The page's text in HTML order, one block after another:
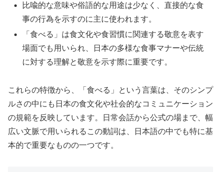
比喩的な意味や俗語的な用途は少なく、直接的な食
事の行為を示すのに主に使われます。
「食べる」は食文化や食習慣に関連する敬意を表す
場面でも用いられ、日本の多様な食事マナーや伝統
に対する理解と敬意を示す際に重要です。
これらの特徴から、「食べる」という言葉は、そのシンプ
ルさの中にも日本の食文化や社会的なコミュニケーション
の規範を反映しています。日常会話から公式の場まで、幅
広い文脈で用いられるこの動詞は、日本語の中でも特に基
本的で重要なものの一つです。